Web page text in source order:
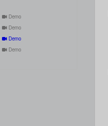
Demo
Demo
Demo
Demo